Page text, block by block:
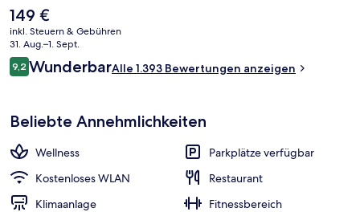
Myeong-dong sind es 6 und zur Station Euljilo 3-ga sind es 6
Gehminuten.
Der
aktuelle
Preis
beträgt
149 €.
149 €
inkl. Steuern & Gebühren
31. Aug.–1. Sept.
Bewertungen
9,29,2 von 10.
WunderbarAlle 1.393 Bewertungen anzeigen
Beliebte Annehmlichkeiten
Wellness
Parkplätze verfügbar
Kostenloses WLAN
Restaurant
Klimaanlage
Fitnessbereich